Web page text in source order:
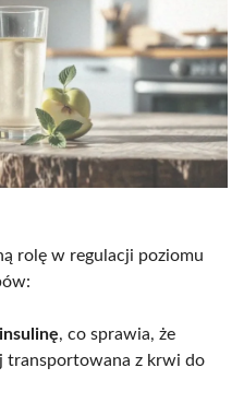
rolę w regulacji poziomu
, co sprawia, że
transportowana z krwi do